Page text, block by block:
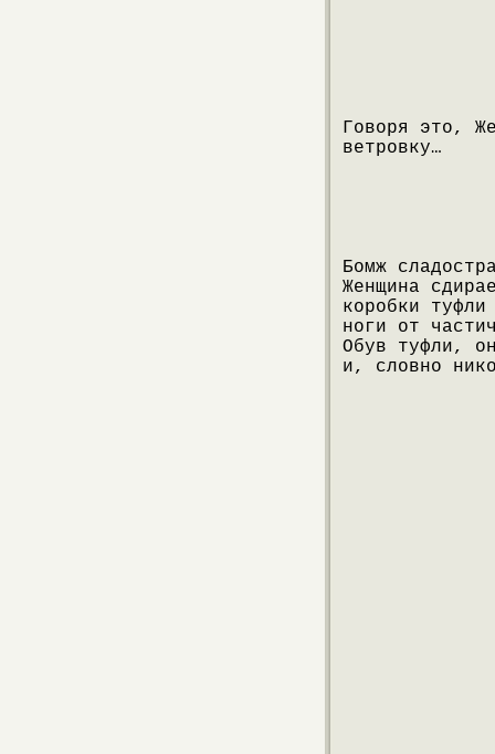
Говоря это,
ветровку…
Бомж
Женщина
коробки
ноги от
Обув туфли,
и, словно